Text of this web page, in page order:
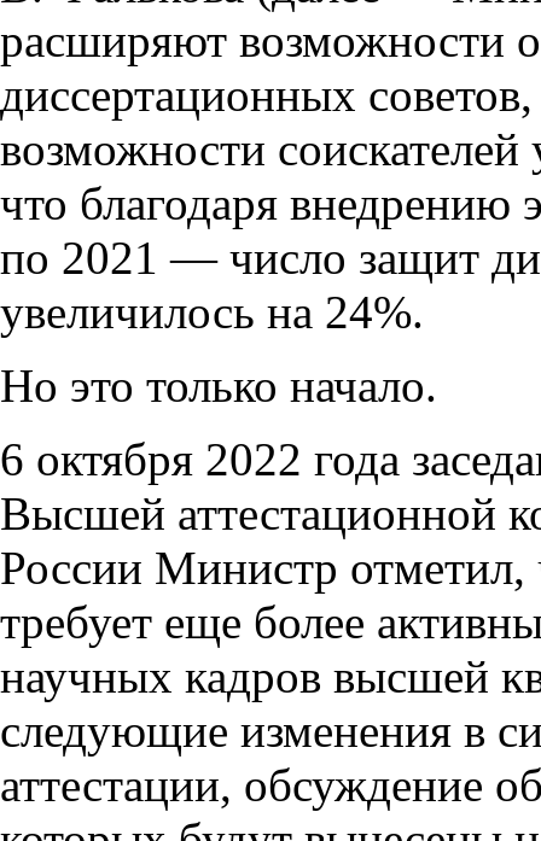
расширяют возможности
диссертационных
возможности
что благодаря внедрению
по 2021 — число защит
увеличилось на 24%.
Но это только начало.
6 октября 2022 года
Высшей аттестационной
России Министр отметил,
требует еще более
научных кадров высшей
следующие изменения в
аттестации, обсуждение